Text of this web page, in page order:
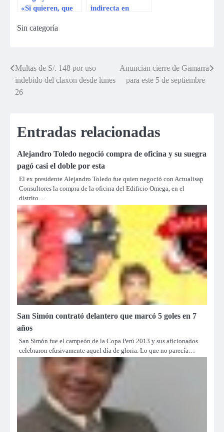
«Si quieren, que
agarren de las
indirecta en
Sin categoría
Navegación
de
Multas de S/. 148 por uso
indebido del claxon desde lunes
26
Anuncian cierre de Gamarra
para este 5 de septiembre
Entradas relacionadas
Alejandro Toledo negoció compra de oficina y su suegra
pagó casi el doble por esta
El ex presidente Alejandro Toledo fue quien negoció con Actualisap
Consultores la compra de la oficina del Edificio Omega, en el
distrito…
San Simón contrató delantero que marcó 5 goles en 7
años
San Simón fue el campeón de la Copa Perú 2013 y sus aficionados
celebraron efusivamente aquel día de gloria. Lo que no parecía…